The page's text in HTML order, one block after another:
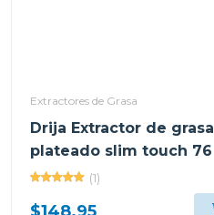
Extractores de Grasa
Drija Extractor de grasa
plateado slim touch 76
(1)
$148.95